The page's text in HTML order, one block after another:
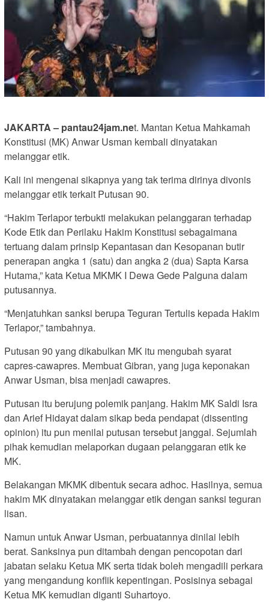
JAKARTA – pantau24jam.net. Mantan Ketua Mahkamah
Konstitusi (MK) Anwar Usman kembali dinyatakan
melanggar etik.
Kali ini mengenai sikapnya yang tak terima dirinya divonis
melanggar etik terkait Putusan 90.
“Hakim Terlapor terbukti melakukan pelanggaran terhadap
Kode Etik dan Perilaku Hakim Konstitusi sebagaimana
tertuang dalam prinsip Kepantasan dan Kesopanan butir
penerapan angka 1 (satu) dan angka 2 (dua) Sapta Karsa
Hutama,” kata Ketua MKMK I Dewa Gede Palguna dalam
putusannya.
“Menjatuhkan sanksi berupa Teguran Tertulis kepada Hakim
Terlapor,” tambahnya.
Putusan 90 yang dikabulkan MK itu mengubah syarat
capres-cawapres. Membuat Gibran, yang juga keponakan
Anwar Usman, bisa menjadi cawapres.
Putusan itu berujung polemik panjang. Hakim MK Saldi Isra
dan Arief Hidayat dalam sikap beda pendapat (dissenting
opinion) itu pun menilai putusan tersebut janggal. Sejumlah
pihak kemudian melaporkan dugaan pelanggaran etik ke
MK.
Belakangan MKMK dibentuk secara adhoc. Hasilnya, semua
hakim MK dinyatakan melanggar etik dengan sanksi teguran
lisan.
Namun untuk Anwar Usman, perbuatannya dinilai lebih
berat. Sanksinya pun ditambah dengan pencopotan dari
jabatan selaku Ketua MK serta tidak boleh mengadili perkara
yang mengandung konflik kepentingan. Posisinya sebagai
Ketua MK kemudian diganti Suhartoyo.